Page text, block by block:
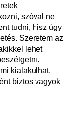
szóval ne
tudni, hisz úgy
Szeretem az
lehet
kialakulhat.
biztos vagyok